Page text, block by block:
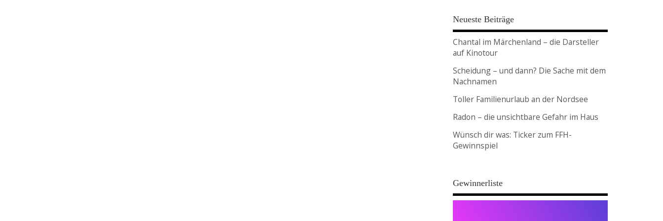
Neueste Beiträge
Chantal im Märchenland – die Darsteller
auf Kinotour
Scheidung – und dann? Die Sache mit dem
Nachnamen
Toller Familienurlaub an der Nordsee
Radon – die unsichtbare Gefahr im Haus
Wünsch dir was: Ticker zum FFH-
Gewinnspiel
Gewinnerliste